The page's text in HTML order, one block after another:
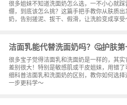
很多姐妹不知道洗面奶怎么选，一不小心就
绷，到底该怎么挑？这篇手把手教你从肤质
奶，告别搓泥、拔干、假滑，让洗脸变成享受
洁面乳能代替洗面奶吗？🤔护肤第
很多宝子觉得洁面乳和洗面奶是一样的，其
差别很大！特别是敏感肌或干皮姐妹，用错
细科普洁面乳和洗面奶的区别，教你如何选
一步更科学～